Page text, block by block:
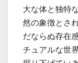
大な体と独特
然の象徴とさ
だならぬ存在
チュアルな世